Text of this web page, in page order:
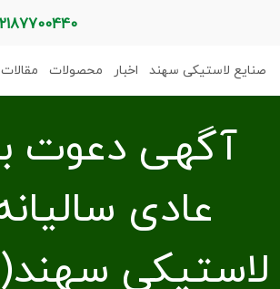
صنایع لاستیکی سهند اخبار محصولات مقالات
آگهی دعوت
عادی
لاستیکی